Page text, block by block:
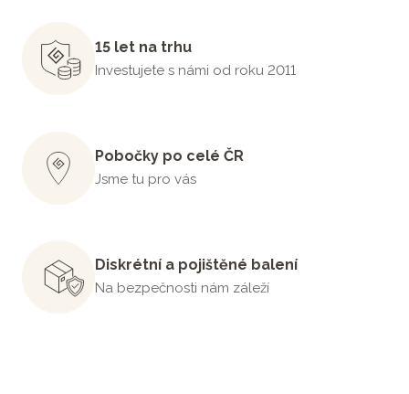
15 let na trhu
Investujete s námi od roku 2011
Pobočky po celé ČR
Jsme tu pro vás
Diskrétní a pojištěné balení
Na bezpečnosti nám záleží